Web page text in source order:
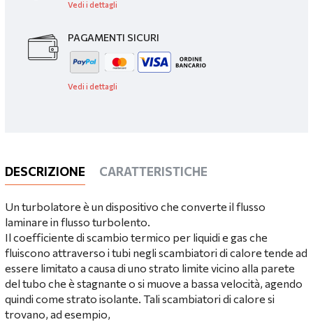
Vedi i dettagli
PAGAMENTI SICURI
Vedi i dettagli
DESCRIZIONE CARATTERISTICHE
Un turbolatore è un dispositivo che converte il flusso
laminare in flusso turbolento.
Il coefficiente di scambio termico per liquidi e gas che
fluiscono attraverso i tubi negli scambiatori di calore tende ad
essere limitato a causa di uno strato limite vicino alla parete
del tubo che è stagnante o si muove a bassa velocità, agendo
quindi come strato isolante. Tali scambiatori di calore si
trovano, ad esempio,